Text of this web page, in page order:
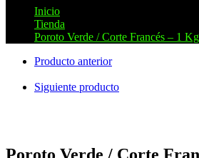
Inicio
Tienda
Poroto Verde / Corte Francés – 1 Kg
Producto anterior
Siguiente producto
Poroto Verde / Corte